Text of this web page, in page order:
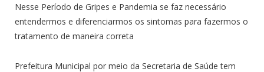
Nesse Período de Gripes e Pandemia se faz necessário
entendermos e diferenciarmos os sintomas para fazermos o
tratamento de maneira correta
Prefeitura Municipal por meio da Secretaria de Saúde tem